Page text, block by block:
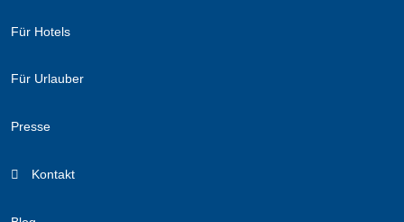
Für Hotels
Für Urlauber
Presse
Kontakt